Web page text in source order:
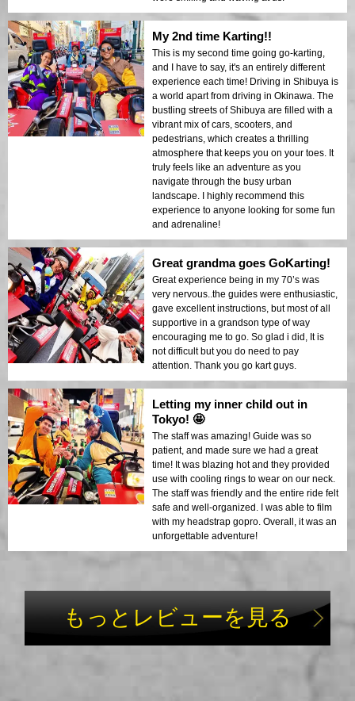
My 2nd time Karting!!
This is my second time going go-karting,
and I have to say, it's an entirely different
experience each time! Driving in Shibuya is
a world apart from driving in Okinawa. The
bustling streets of Shibuya are filled with a
vibrant mix of cars, scooters, and
pedestrians, which creates a thrilling
atmosphere that keeps you on your toes. It
truly feels like an adventure as you
navigate through the busy urban
landscape. I highly recommend this
experience to anyone looking for some fun
and adrenaline!
Great grandma goes GoKarting!
Great experience being in my 70’s was
very nervous..the guides were enthusiastic,
gave excellent instructions, but most of all
supportive in a grandson type of way
encouraging me to go. So glad i did, It is
not difficult but you do need to pay
attention. Thank you go kart guys.
Letting my inner child out in
Tokyo! 🤩
The staff was amazing! Guide was so
patient, and made sure we had a great
time! It was blazing hot and they provided
use with cooling rings to wear on our neck.
The staff was friendly and the entire ride felt
safe and well-organized. I was able to film
with my headstrap gopro. Overall, it was an
unforgettable adventure!
もっとレビューを見る